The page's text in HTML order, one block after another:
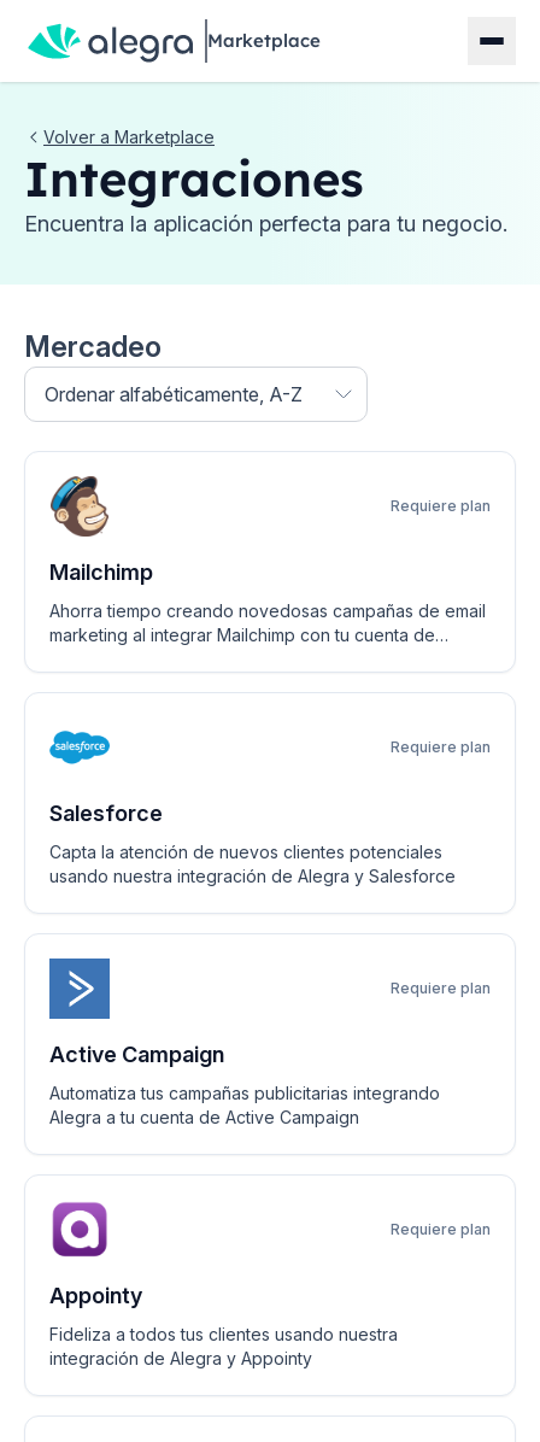
Marketplace
Volver a Marketplace
Integraciones
Encuentra la aplicación perfecta para tu negocio.
Mercadeo
Ordenar por:
Ordenar alfabéticamente, A-Z
Requiere plan
Mailchimp
Ahorra tiempo creando novedosas campañas de email
marketing al integrar Mailchimp con tu cuenta de
Requiere plan
Salesforce
Capta la atención de nuevos clientes potenciales
usando nuestra integración de Alegra y Salesforce
Requiere plan
Active Campaign
Automatiza tus campañas publicitarias integrando
Alegra a tu cuenta de Active Campaign
Requiere plan
Appointy
Fideliza a todos tus clientes usando nuestra
integración de Alegra y Appointy